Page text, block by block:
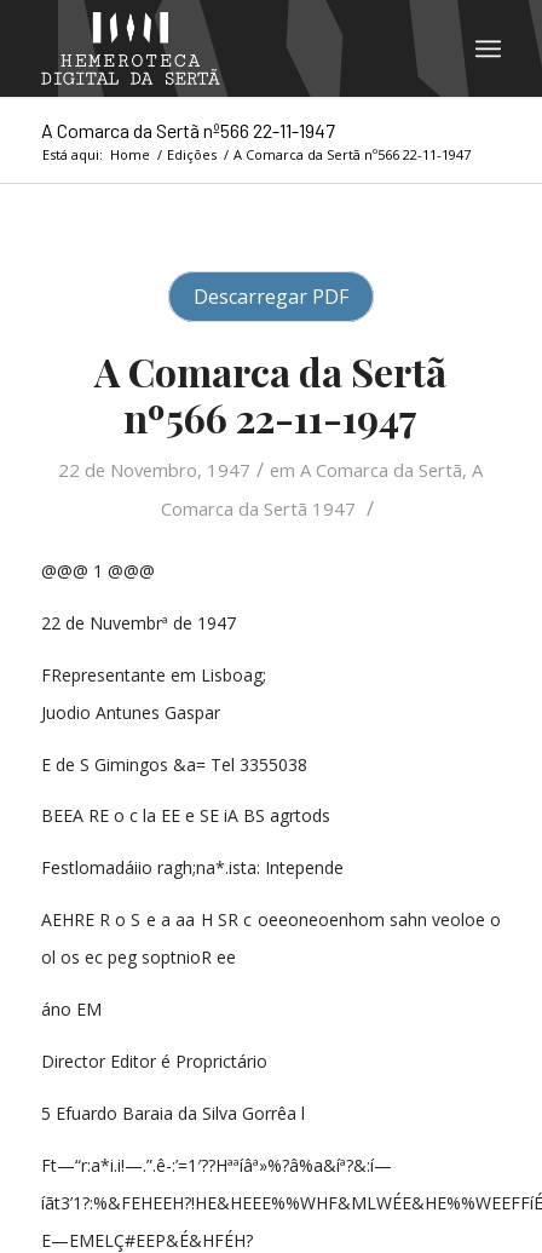
A Comarca da Sertã nº566 22-11-1947
Está aqui: Home / Edições / A Comarca da Sertã nº566 22-11-1947
Descarregar PDF
A Comarca da Sertã
nº566 22-11-1947
22 de Novembro, 1947 / emA Comarca da Sertã,A
Comarca da Sertã 1947 /
@@@ 1 @@@
22 de Nuvembrª de 1947
FRepresentante em Lisboag;
Juodio Antunes Gaspar
E de S Gimingos &a= Tel 3355038
BEEA RE o c la EE e SE iA BS agrtods
Festlomadáiio ragh;na*.ista: Intepende
AEHRE R o S e a aa H SR c oeeoneoenhom sahn veoloe o
ol os ec peg soptnioR ee
áno EM
Director Editor é Proprictário
5 Efuardo Baraia da Silva Gorrêa l
Ft—“r:a*i.i!—.”.ê-:’=1′??Hªªíâª»%?â%a&íª?&:í—
E—EMELÇ#EEP&É&HFÉH?